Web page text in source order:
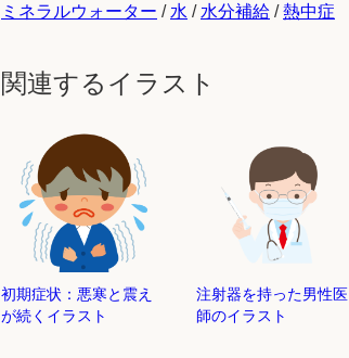
ミネラルウォーター / 水 / 水分補給 /熱中症
関連するイラスト
初期症状：悪寒と震え
が続くイラスト
注射器を持った男性医
師のイラスト